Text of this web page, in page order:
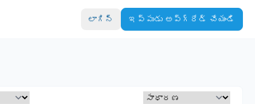
లాగిన్ ఇప్పుడు అప్‌గ్రేడ్ చేయండి